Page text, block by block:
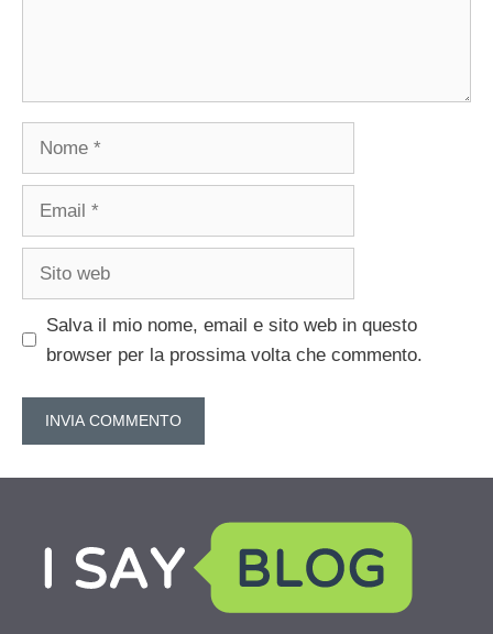
Nome
Email
Sito
Salva il mio nome, email e sito web in questo
browser per la prossima volta che commento.